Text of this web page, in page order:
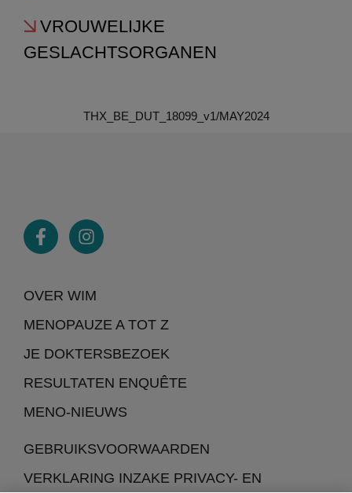
VROUWELIJKE
GESLACHTSORGANEN
THX_BE_DUT_18099_v1/MAY2024
OVER WIM
MENOPAUZE A TOT Z
JE DOKTERSBEZOEK
RESULTATEN ENQUÊTE
MENO-NIEUWS
GEBRUIKSVOORWAARDEN
VERKLARING INZAKE PRIVACY- EN